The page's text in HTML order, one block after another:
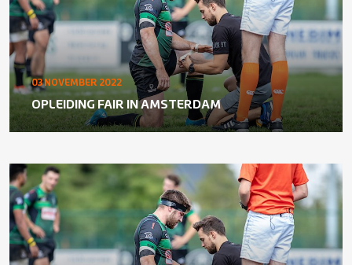
03 NOVEMBER 2022
OPLEIDING FAIR IN AMSTERDAM